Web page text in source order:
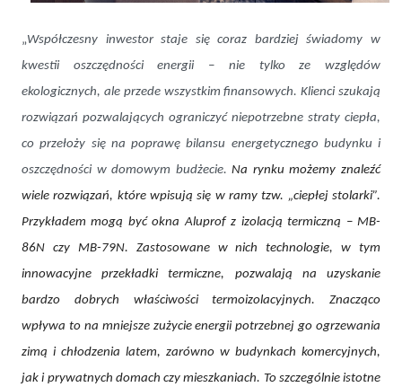
„Współczesny inwestor staje się coraz bardziej świadomy w
kwestii oszczędności energii – nie tylko ze względów
ekologicznych, ale przede wszystkim finansowych. Klienci szukają
rozwiązań pozwalających ograniczyć niepotrzebne straty ciepła,
co przełoży się na poprawę bilansu energetycznego budynku i
oszczędności w domowym budżecie.Na rynku możemy znaleźć
wiele rozwiązań, które wpisują się w ramy tzw. „ciepłej stolarki”.
Przykładem mogą być okna Aluprof z izolacją termiczną – MB-
86N czy MB-79N. Zastosowane w nich technologie, w tym
innowacyjne przekładki termiczne, pozwalają na uzyskanie
bardzo dobrych właściwości termoizolacyjnych. Znacząco
wpływa to na mniejsze zużycie energii potrzebnej go ogrzewania
zimą i chłodzenia latem, zarówno w budynkach komercyjnych,
jak i prywatnych domach czy mieszkaniach. To szczególnie istotne